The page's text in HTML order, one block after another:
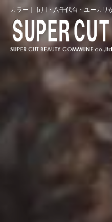
カラー｜市川・八千代台・ユーカリ